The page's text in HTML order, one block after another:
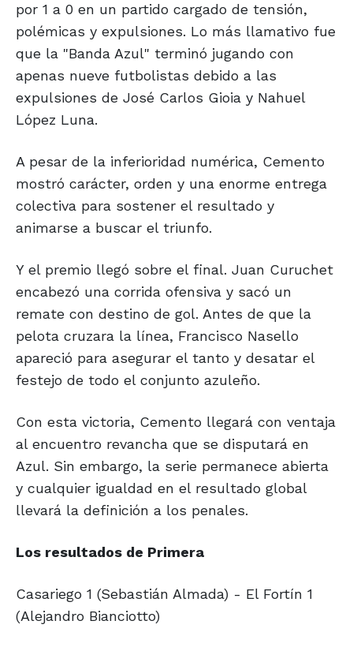
por 1 a 0 en un partido cargado de tensión,
polémicas y expulsiones. Lo más llamativo fue
que la "Banda Azul" terminó jugando con
apenas nueve futbolistas debido a las
expulsiones de José Carlos Gioia y Nahuel
López Luna.
A pesar de la inferioridad numérica, Cemento
mostró carácter, orden y una enorme entrega
colectiva para sostener el resultado y
animarse a buscar el triunfo.
Y el premio llegó sobre el final. Juan Curuchet
encabezó una corrida ofensiva y sacó un
remate con destino de gol. Antes de que la
pelota cruzara la línea, Francisco Nasello
apareció para asegurar el tanto y desatar el
festejo de todo el conjunto azuleño.
Con esta victoria, Cemento llegará con ventaja
al encuentro revancha que se disputará en
Azul. Sin embargo, la serie permanece abierta
y cualquier igualdad en el resultado global
llevará la definición a los penales.
Los resultados de Primera
Casariego 1 (Sebastián Almada) - El Fortín 1
(Alejandro Bianciotto)